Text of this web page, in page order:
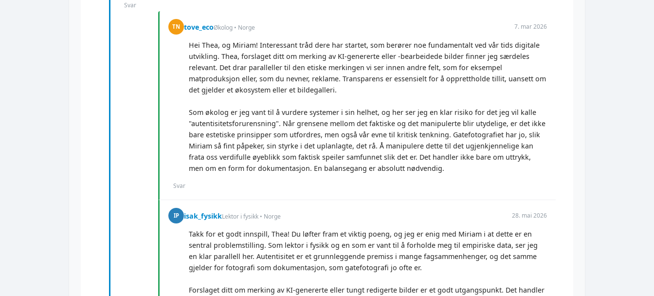
Svar
TN tove_ecoØkolog • Norge 7. mar 2026
Hei Thea, og Miriam! Interessant tråd dere har startet, som berører noe fundamentalt ved vår tids digitale
utvikling. Thea, forslaget ditt om merking av KI-genererte eller -bearbeidede bilder finner jeg særdeles
relevant. Det drar paralleller til den etiske merkingen vi ser innen andre felt, som for eksempel
matproduksjon eller, som du nevner, reklame. Transparens er essensielt for å opprettholde tillit, uansett om
det gjelder et økosystem eller et bildegalleri.
Som økolog er jeg vant til å vurdere systemer i sin helhet, og her ser jeg en klar risiko for det jeg vil kalle
"autentisitetsforurensning". Når grensene mellom det faktiske og det manipulerte blir utydelige, er det ikke
bare estetiske prinsipper som utfordres, men også vår evne til kritisk tenkning. Gatefotografiet har jo, slik
Miriam så fint påpeker, sin styrke i det uplanlagte, det rå. Å manipulere dette til det ugjenkjennelige kan
frata oss verdifulle øyeblikk som faktisk speiler samfunnet slik det er. Det handler ikke bare om uttrykk,
men om en form for dokumentasjon. En balansegang er absolutt nødvendig.
Svar
IP isak_fysikkLektor i fysikk • Norge 28. mai 2026
Takk for et godt innspill, Thea! Du løfter fram et viktig poeng, og jeg er enig med Miriam i at dette er en
sentral problemstilling. Som lektor i fysikk og en som er vant til å forholde meg til empiriske data, ser jeg
en klar parallell her. Autentisitet er et grunnleggende premiss i mange fagsammenhenger, og det samme
gjelder for fotografi som dokumentasjon, som gatefotografi jo ofte er.
Forslaget ditt om merking av KI-genererte eller tungt redigerte bilder er et godt utgangspunkt. Det handler